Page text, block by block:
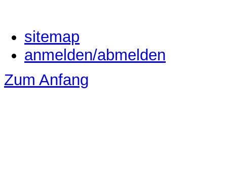
sitemap
anmelden/abmelden
Zum Anfang